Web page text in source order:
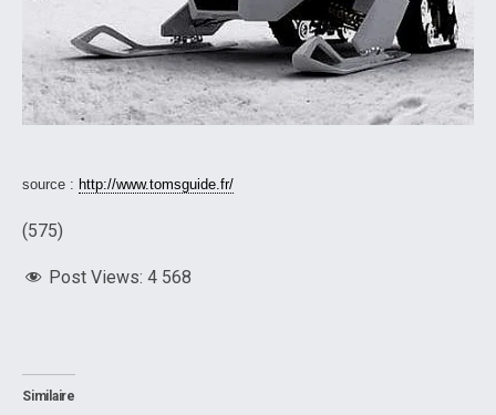
source : http://www.tomsguide.fr/
(575)
Post Views: 4 568
Similaire